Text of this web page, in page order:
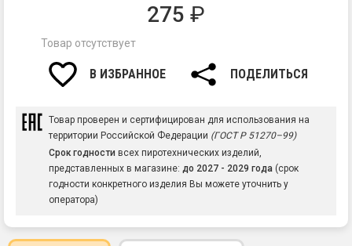
275 ₽
Товар отсутствует
В ИЗБРАННОЕ ПОДЕЛИТЬСЯ
Товар проверен и сертифицирован для использования на
территории Российской Федерации (ГОСТ Р 51270–99)
Срок годности всех пиротехнических изделий,
представленных в магазине: до 2027 - 2029 года (срок
годности конкретного изделия Вы можете уточнить у
оператора)